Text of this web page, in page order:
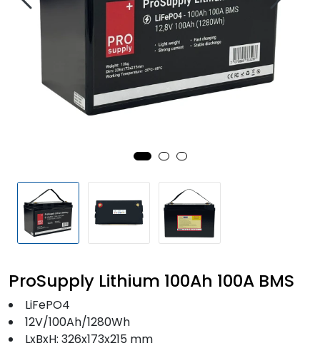
ProSupply Lithium 100Ah 100A BMS
LiFePO4
12V/100Ah/1280Wh
LxBxH: 326x173x215 mm
Fritid/Sikkerhet
Båtpleie/Opplag
Kampanje